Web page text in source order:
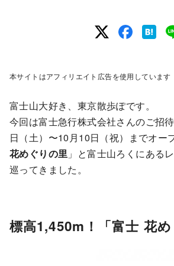
本サイトはアフィリエイト広告を使用しています
富士山大好き、東京散歩ぽです。
今回は富士急行株式会社さんのご招
日（土）〜10月10日（祝）までオー
花めぐりの里 」と富士山ろくにある
巡ってきました。
標高1,450m！「富士 花め